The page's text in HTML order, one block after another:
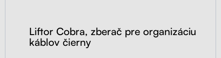
Liftor Cobra, zberač pre organizáciu
káblov čierny